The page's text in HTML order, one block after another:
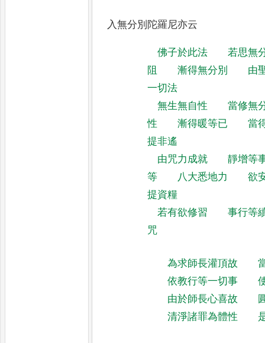
入無分別陀羅尼亦云
佛子於此法
若思無
阻
漸得無分別
由
一切法
無生無自性
當修無
性
漸得暖等已
當
提非遙
由咒力成就
靜增等
等
八大悉地力
欲
提資糧
若有欲修習
事行等
咒
為求師長灌頂故
依教行等一切事
由於師長心喜故
清淨諸罪為體性